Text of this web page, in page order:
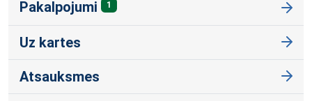
Pakalpojumi 1
Uz kartes
Atsauksmes